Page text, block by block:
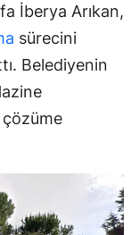
İberya Arıkan,
sürecini
Belediyenin
çözüme